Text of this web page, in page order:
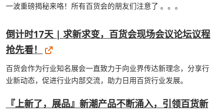
一波重磅揭秘来咯！所有百货会的朋友们注意了 。。。
倒计时17天 | 求新求变，百货会现场会议论坛议程
抢先看！
百货会作为行业知名展会一直致力于向业界传达新理念，分享行
业新动态，促进行业内部交流，助力日用百货行业发展。
『上新了，展品』新潮产品不断涌入，引领百货新